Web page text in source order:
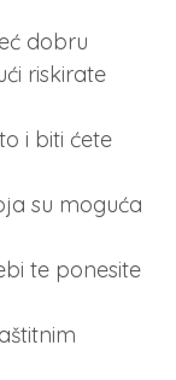
dobru
riskirate
i biti ćete
su moguća
te ponesite